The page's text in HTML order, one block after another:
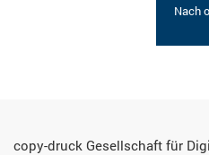
Nach
copy-druck Gesellschaft für